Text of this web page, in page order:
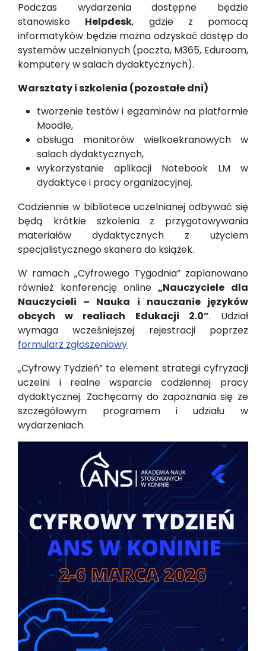
Podczas wydarzenia dostępne będzie
stanowisko Helpdesk, gdzie z pomocą
informatyków będzie można odzyskać dostęp do
systemów uczelnianych (poczta, M365, Eduroam,
komputery w salach dydaktycznych).
Warsztaty i szkolenia (pozostałe dni)
tworzenie testów i egzaminów na platformie
Moodle,
obsługa monitorów wielkoekranowych w
salach dydaktycznych,
wykorzystanie aplikacji Notebook LM w
dydaktyce i pracy organizacyjnej.
Codziennie w bibliotece uczelnianej odbywać się
będą krótkie szkolenia z przygotowywania
materiałów dydaktycznych z użyciem
specjalistycznego skanera do książek.
W ramach „Cyfrowego Tygodnia” zaplanowano
również konferencję online„Nauczyciele dla
Nauczycieli – Nauka i nauczanie języków
obcych w realiach Edukacji 2.0”. Udział
wymaga wcześniejszej rejestracji poprzez
formularz zgłoszeniowy
„Cyfrowy Tydzień” to element strategii cyfryzacji
uczelni i realne wsparcie codziennej pracy
dydaktycznej. Zachęcamy do zapoznania się ze
szczegółowym programem i udziału w
wydarzeniach.